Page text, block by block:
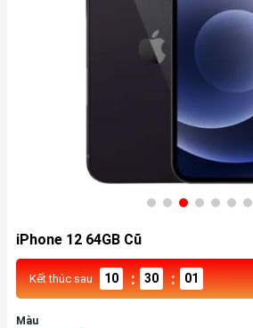
iPhone 12 64GB Cũ
Kết thúc sau 10 : 29 : 59
Màu